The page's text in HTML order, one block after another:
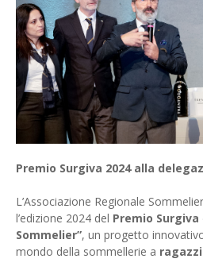
Premio Surgiva 2024 alla
L’Associazione Regionale
l’edizione 2024 del Premio Surgiva
Sommelier”, un progetto
mondo della sommellerie a